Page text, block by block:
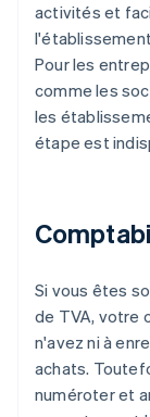
activités et
Pour les
comme les
les
étape est
Si vous êtes
de TVA, votre
n'avez ni à
achats.
numéroter et